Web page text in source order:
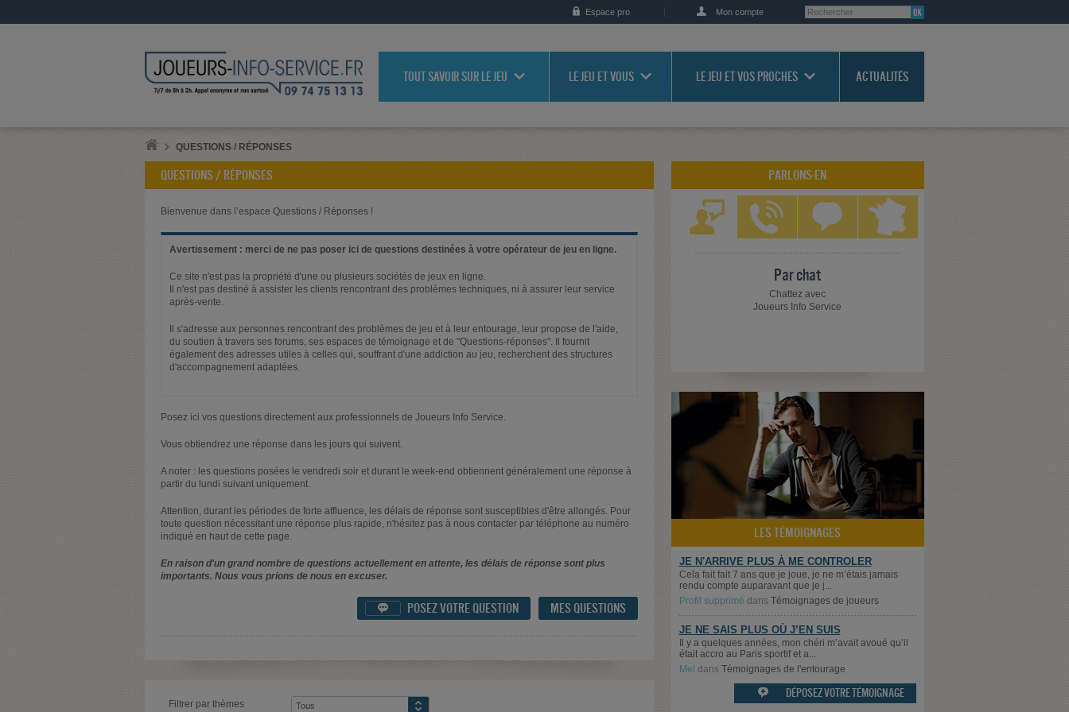
Espace pro Mon compte
TOUT SAVOIR SUR LE JEU LE JEU ET VOUS LE JEU ET VOS PROCHES ACTUALITÉS
QUESTIONS / RÉPONSES
QUESTIONS / RÉPONSES
Bienvenue dans l’espace Questions / Réponses !
Avertissement : merci de ne pas poser ici de questions destinées à votre opérateur de jeu en ligne.
Ce site n'est pas la propriété d'une ou plusieurs sociétés de jeux en ligne.
Il n'est pas destiné à assister les clients rencontrant des problèmes techniques, ni à assurer leur service
après-vente.
Il s'adresse aux personnes rencontrant des problèmes de jeu et à leur entourage, leur propose de l'aide,
du soutien à travers ses forums, ses espaces de témoignage et de "Questions-réponses". Il fournit
également des adresses utiles à celles qui, souffrant d'une addiction au jeu, recherchent des structures
d'accompagnement adaptées.
Posez ici vos questions directement aux professionnels de Joueurs Info Service.
Vous obtiendrez une réponse dans les jours qui suivent.
A noter : les questions posées le vendredi soir et durant le week-end obtiennent généralement une réponse à
partir du lundi suivant uniquement.
Attention, durant les périodes de forte affluence, les délais de réponse sont susceptibles d'être allongés. Pour
toute question nécessitant une réponse plus rapide, n'hésitez pas à nous contacter par téléphone au numéro
indiqué en haut de cette page.
En raison d'un grand nombre de questions actuellement en attente, les délais de réponse sont plus
importants. Nous vous prions de nous en excuser.
 POSEZ VOTRE QUESTION MES QUESTIONS
Filtrer par thèmes
PARLONS-EN
Par chat
Chattez avec
Joueurs Info Service
LES TÉMOIGNAGES
JE N'ARRIVE PLUS À ME CONTROLER
Cela fait fait 7 ans que je joue, je ne m’étais jamais
rendu compte auparavant que je j...
Profil supprimé dans Témoignages de joueurs
JE NE SAIS PLUS OÙ J’EN SUIS
Il y a quelques années, mon chéri m’avait avoué qu’il
était accro au Paris sportif et a...
Mel dans Témoignages de l'entourage
 DÉPOSEZ VOTRE TÉMOIGNAGE